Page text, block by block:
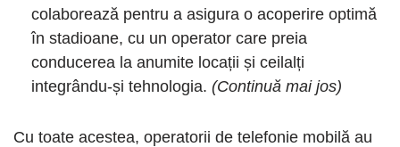
colaborează pentru a asigura o acoperire optimă
în stadioane, cu un operator care preia
conducerea la anumite locații și ceilalți
integrându-și tehnologia. (Continuă mai jos)
Cu toate acestea, operatorii de telefonie mobilă au